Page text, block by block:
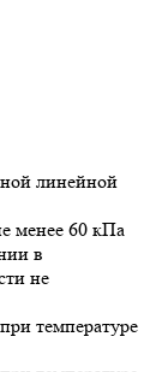
линейной
менее 60 кПа
в
не
температуре